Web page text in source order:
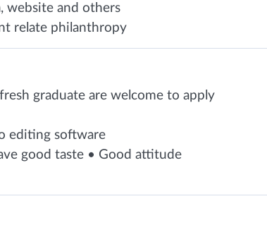
website and others
relate philanthropy
graduate are welcome to apply
editing software
good taste • Good attitude